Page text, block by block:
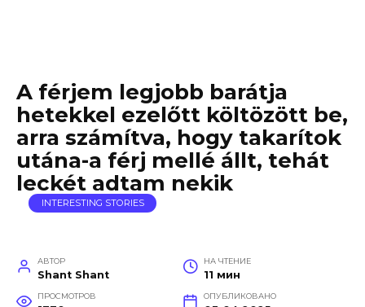
A férjem legjobb barátja
hetekkel ezelőtt költözött be,
arra számítva, hogy takarítok
utána-a férj mellé állt, tehát
leckét adtam nekik
INTERESTING STORIES
АВТОР
Shant Shant
НА ЧТЕНИЕ
11 мин
ПРОСМОТРОВ ОПУБЛИКОВАНО